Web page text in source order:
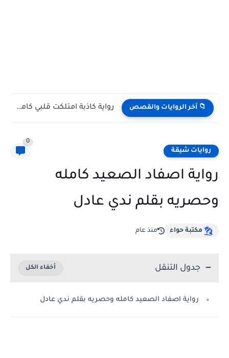
📁 آخر الروايات والقصص رواية كاذبة امتلكت قلبي كامله وحصريه بقلم رولا هاني
روايات شيقة
0
رواية اصفاد الصعيد كامله
وحصريه بقلم ندي عادل
مكتبة حواء منذ عام
جدول التنقل
رواية اصفاد الصعيد كامله وحصريه بقلم ندي عادل